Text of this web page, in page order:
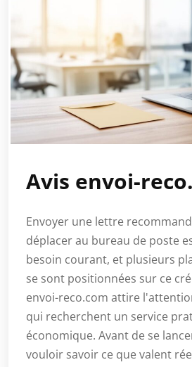
Avis envoi-
Envoyer une lettre
déplacer au bureau de poste
besoin courant, et plusieurs
se sont positionnées sur ce
envoi-reco.com attire
qui recherchent un service
économique. Avant de se
vouloir savoir ce que valent